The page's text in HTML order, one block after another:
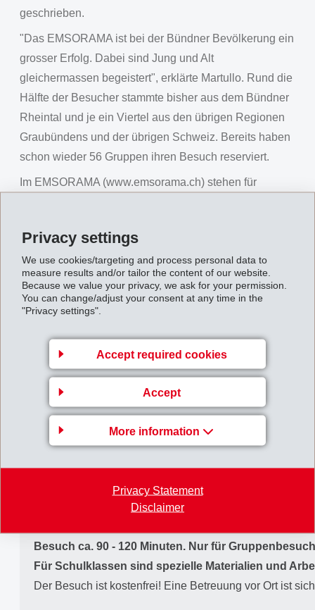
Privacy settings
We use cookies/targeting and process personal data to
measure results and/or tailor the content of our website.
Because we value your privacy, we ask for your permission.
You can change/adjust your consent at any time in the
"Privacy settings".
Accept required cookies
Accept
More information
Privacy Statement
Disclaimer
geschrieben.
"Das EMSORAMA ist bei der Bündner Bevölkerung ein
grosser Erfolg. Dabei sind Jung und Alt
gleichermassen begeistert", erklärte Martullo. Rund die
Hälfte der Besucher stammte bisher aus dem Bündner
Rheintal und je ein Viertel aus den übrigen Regionen
Graubündens und der übrigen Schweiz. Bereits haben
schon wieder 56 Gruppen ihren Besuch reserviert.
Im EMSORAMA (www.emsorama.ch) stehen für
Experimentierfläche zum Entdecken bereit. Das
spielerische Erkunden von Phänomenen der Natur und
die Faszination von Naturwissenschaft und Technik
stehen dabei im Mittelpunkt. Das EMSORAMA steht
ganz unter dem Motto "Berühren – Erleben – Staunen".
Es wurde auf privater Basis durch die EMS-CHEMIE
anlässlich ihres diesjährigen 80. Jubiläums lanciert.
Öffentlichkeit auf Voranmeldung kostenlos zugänglich.
EMSORAMA
Nur auf Voranmeldung!
Informationen und Anmeldung unter
(Frau Pascale Beer).
Besuch ca. 90 - 120 Minuten. Nur für
Für Schulklassen sind spezielle Materialien und
Der Besuch ist kostenfrei! Eine Betreuung vor Ort ist